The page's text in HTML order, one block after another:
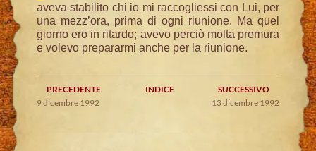
aveva stabilito chi io mi raccogliessi con Lui, per
una mezz’ora, prima di ogni riunione. Ma quel
giorno ero in ritardo; avevo perciò molta premura
e volevo prepararmi anche per la riunione.
PRECEDENTE INDICE
SUCCESSIVO
9 dicembre 1992
13 dicembre 1992